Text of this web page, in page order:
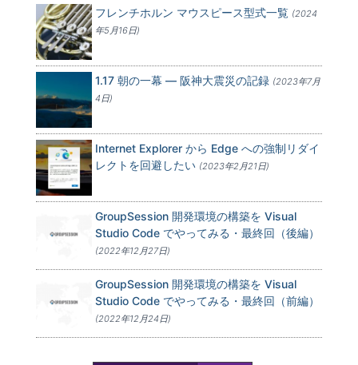
フレンチホルン マウスピース型式一覧 (2024
年5月16日)
1.17 朝の一幕 — 阪神大震災の記録 (2023年7月
4日)
Internet Explorer から Edge への強制リダイ
レクトを回避したい (2023年2月21日)
GroupSession 開発環境の構築を Visual
Studio Code でやってみる・最終回（後編）
(2022年12月27日)
GroupSession 開発環境の構築を Visual
Studio Code でやってみる・最終回（前編）
(2022年12月24日)